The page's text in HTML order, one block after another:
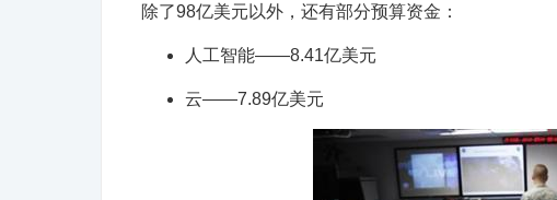
除了98亿美元以外，还有部分预算资金：
人工智能——8.41亿美元
云——7.89亿美元